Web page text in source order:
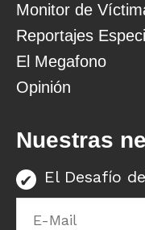
Monitor de
Reportajes
El Megafono
Opinión
Nuestras
El Desafío